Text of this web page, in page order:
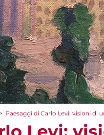
Paesaggi di Carlo Levi: visioni di